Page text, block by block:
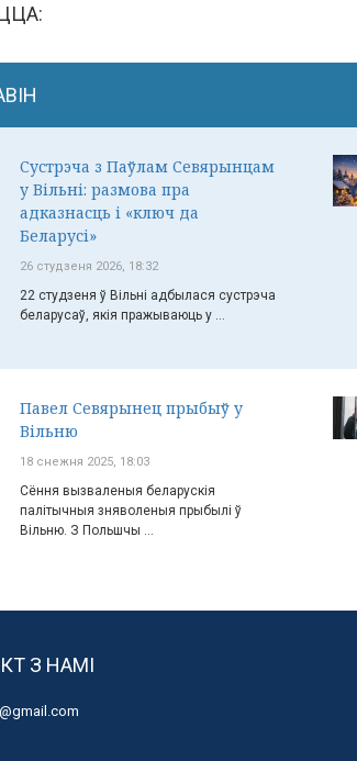
Сустрэча з Паўлам Севярынцам
у Вільні: размова пра
адказнасць і «ключ да
Беларусі»
26 студзеня 2026, 18:32
22 студзеня ў Вільні адбылася сустрэча
беларусаў, якія пражываюць у ...
Павел Севярынец прыбыў у
Вільню
18 снежня 2025, 18:03
Сёння вызваленыя беларускія
палітычныя зняволеныя прыбылі ў
Вільню. З Польшчы ...
З НАМІ